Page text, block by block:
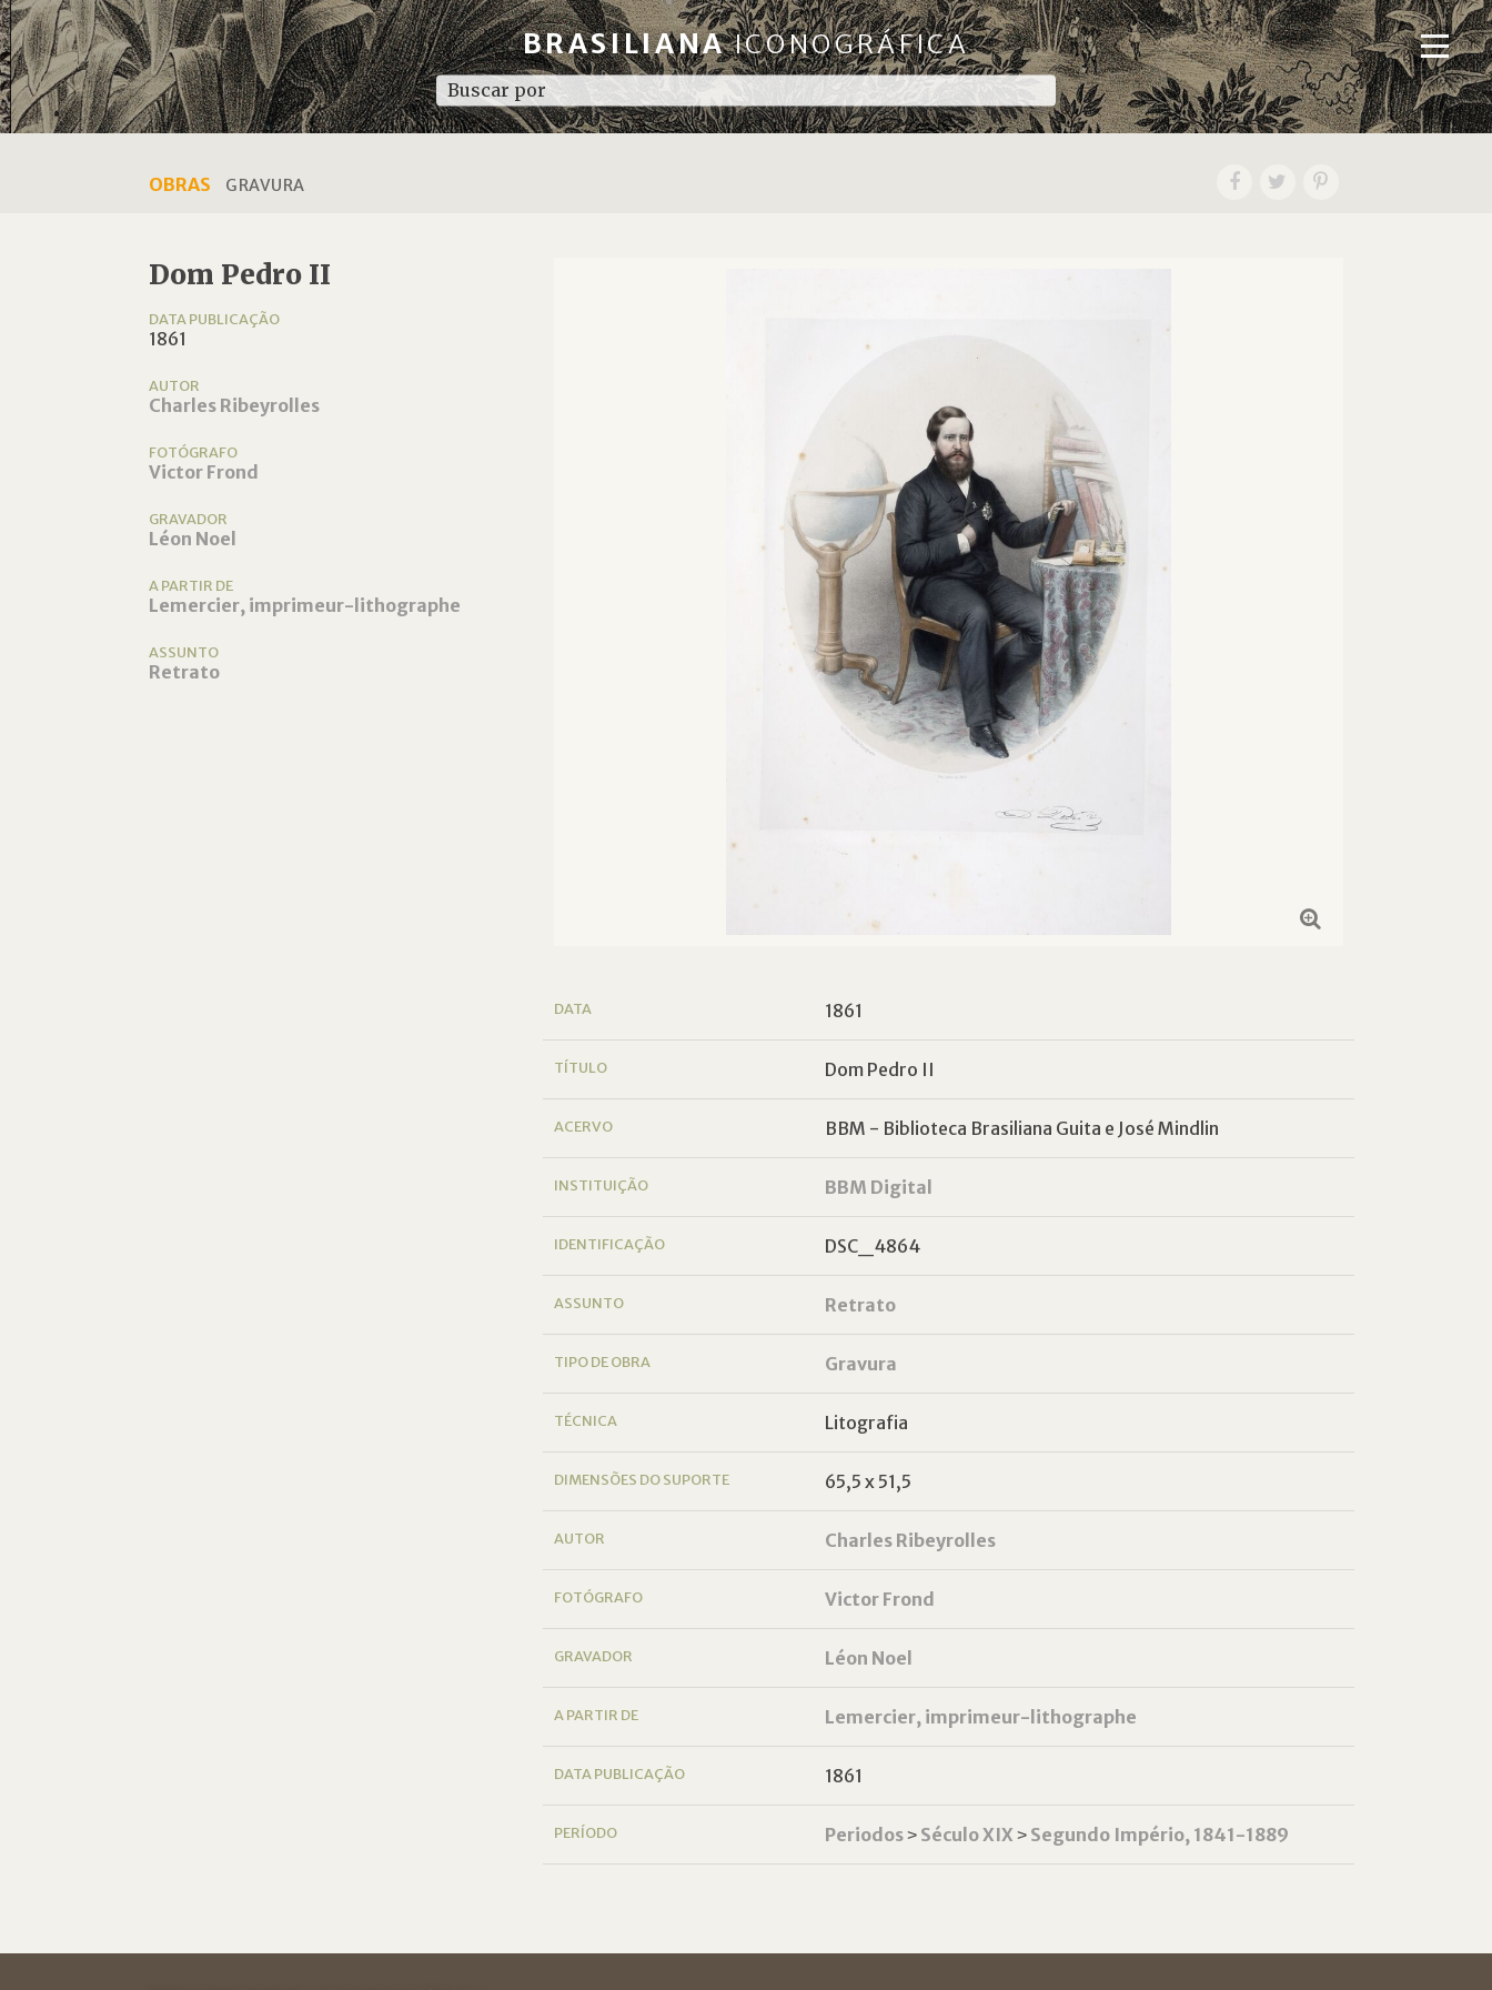
BRASILIANAICONOGRÁFICA
OBRAS GRAVURA
Dom Pedro II
DATA PUBLICAÇÃO
1861
AUTOR
Charles Ribeyrolles
FOTÓGRAFO
Victor Frond
GRAVADOR
Léon Noel
A PARTIR DE
Lemercier, imprimeur-lithographe
ASSUNTO
Retrato
DATA 1861
TÍTULO Dom Pedro II
ACERVO BBM - Biblioteca Brasiliana Guita e José Mindlin
INSTITUIÇÃO BBM Digital
IDENTIFICAÇÃO DSC_4864
ASSUNTO Retrato
TIPO DE OBRA Gravura
TÉCNICA Litografia
DIMENSÕES DO SUPORTE 65,5 x 51,5
AUTOR Charles Ribeyrolles
FOTÓGRAFO Victor Frond
GRAVADOR Léon Noel
A PARTIR DE Lemercier, imprimeur-lithographe
DATA PUBLICAÇÃO 1861
PERÍODO Periodos˃ Século XIX ˃ Segundo Império, 1841-1889